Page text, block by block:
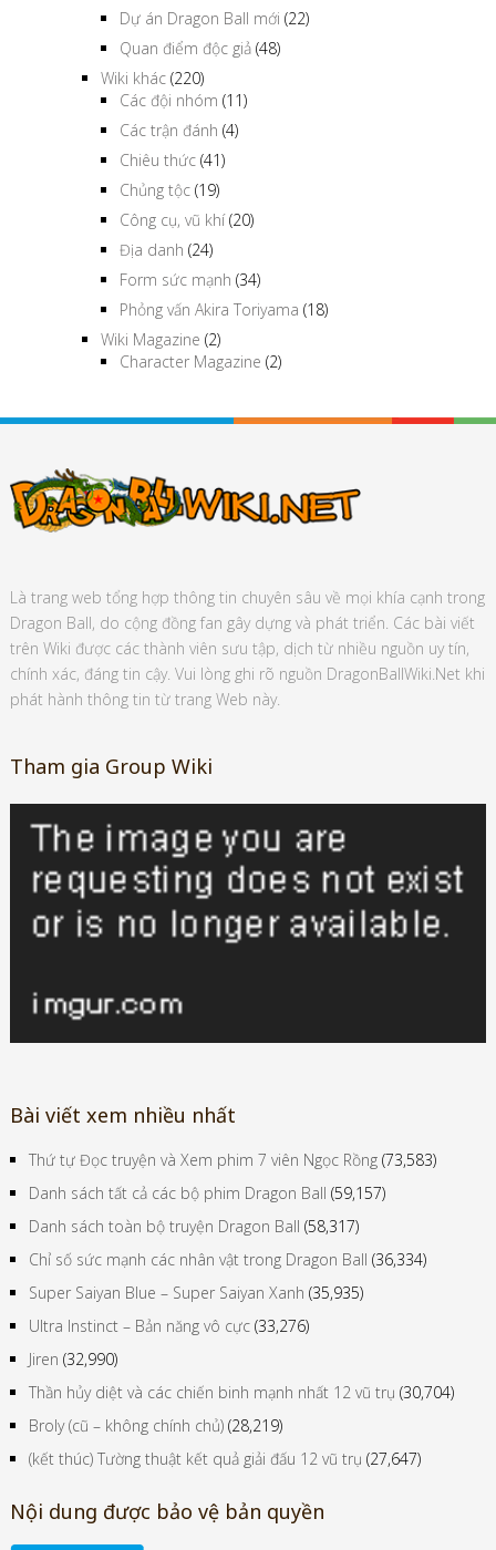
Dự án Dragon Ball mới (22)
Quan điểm độc giả (48)
Wiki khác (220)
Các đội nhóm (11)
Các trận đánh (4)
Chiêu thức (41)
Chủng tộc (19)
Công cụ, vũ khí(20)
Địa danh (24)
Form sức mạnh (34)
Phỏng vấn Akira Toriyama (18)
Wiki Magazine (2)
Character Magazine (2)
Là trang web tổng hợp thông tin chuyên sâu về mọi khía cạnh trong
Dragon Ball, do cộng đồng fan gây dựng và phát triển. Các bài viết
trên Wiki được các thành viên sưu tập, dịch từ nhiều nguồn uy tín,
chính xác, đáng tin cậy. Vui lòng ghi rõ nguồn DragonBallWiki.Net khi
phát hành thông tin từ trang Web này.
Tham gia Group Wiki
Bài viết xem nhiều nhất
Thứ tự Đọc truyện và Xem phim 7 viên Ngọc Rồng (73,583)
Danh sách tất cả các bộ phim Dragon Ball (59,157)
Danh sách toàn bộ truyện Dragon Ball (58,317)
Chỉ số sức mạnh các nhân vật trong Dragon Ball (36,334)
Super Saiyan Blue – Super Saiyan Xanh (35,935)
Ultra Instinct – Bản năng vô cực (33,276)
Jiren (32,990)
Thần hủy diệt và các chiến binh mạnh nhất 12 vũ trụ (30,704)
Broly (cũ – không chính chủ) (28,219)
(kết thúc) Tường thuật kết quả giải đấu 12 vũ trụ (27,647)
Nội dung được bảo vệ bản quyền